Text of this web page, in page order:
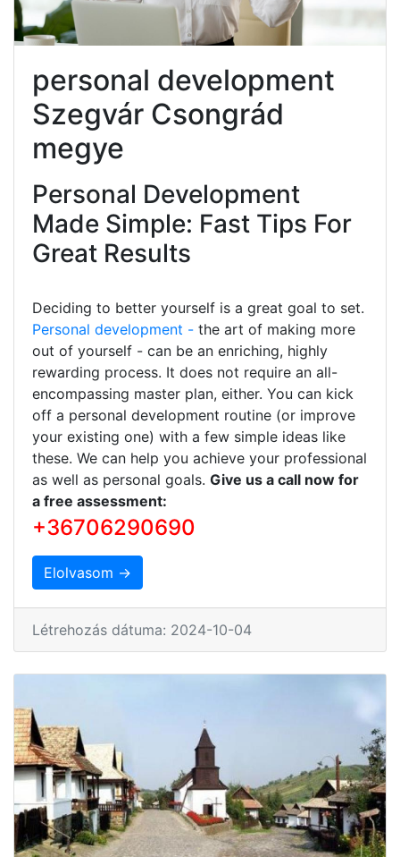
personal development
Szegvár Csongrád
megye
Personal Development
Made Simple: Fast Tips For
Great Results
Deciding to better yourself is a great goal to set.
Personal development - the art of making more
out of yourself - can be an enriching, highly
rewarding process. It does not require an all-
encompassing master plan, either. You can kick
off a personal development routine (or improve
your existing one) with a few simple ideas like
these. We can help you achieve your professional
as well as personal goals. Give us a call now for
a free assessment:
+36706290690
Elolvasom →
Létrehozás dátuma: 2024-10-04